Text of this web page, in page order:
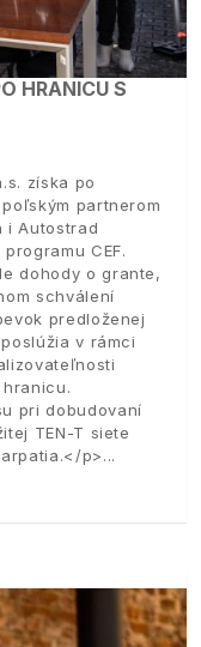
HRANICU S
získa po
partnerom
i Autostrad
CEF.
dohody o grante,
schválení
predloženej
v rámci
pri dobudovaní
TEN-T siete
p>